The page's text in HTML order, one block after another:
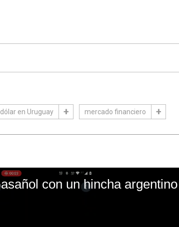
dólar en Uruguay mercado financiero